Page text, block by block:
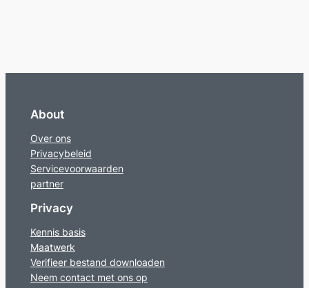
About
Over ons
Privacybeleid
Servicevoorwaarden
partner
Privacy
Kennis basis
Maatwerk
Verifieer bestand downloaden
Neem contact met ons op